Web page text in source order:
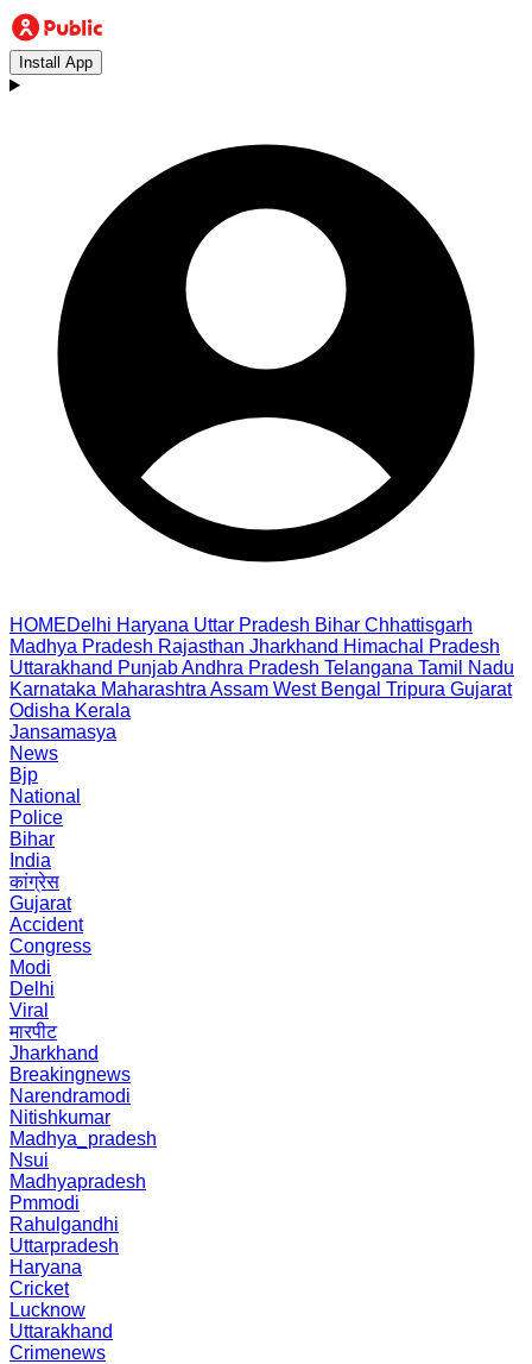
Install App
HOMEDelhi Haryana Uttar Pradesh Bihar Chhattisgarh
Madhya Pradesh Rajasthan Jharkhand Himachal Pradesh
Uttarakhand PunjabAndhra Pradesh Telangana Tamil Nadu
Karnataka Maharashtra Assam West Bengal Tripura Gujarat
Odisha Kerala
Jansamasya
News
Bjp
National
Police
Bihar
India
कांग्रेस
Gujarat
Accident
Congress
Modi
Delhi
Viral
मारपीट
Jharkhand
Breakingnews
Narendramodi
Nitishkumar
Madhya_pradesh
Nsui
Madhyapradesh
Pmmodi
Rahulgandhi
Uttarpradesh
Haryana
Cricket
Lucknow
Uttarakhand
Crimenews